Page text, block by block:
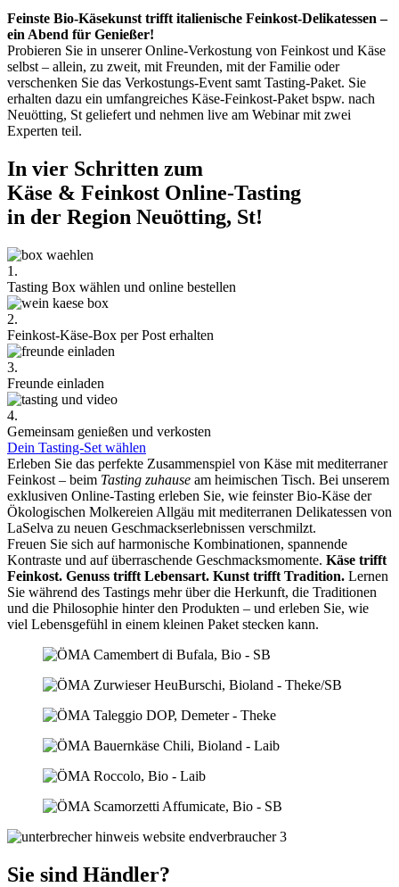
Feinste Bio-Käsekunst trifft italienische Feinkost-Delikatessen –
ein Abend für Genießer!
Probieren Sie in unserer Online-Verkostung von Feinkost und Käse
selbst – allein, zu zweit, mit Freunden, mit der Familie oder
verschenken Sie das Verkostungs-Event samt Tasting-Paket. Sie
erhalten dazu ein umfangreiches Käse-Feinkost-Paket bspw. nach
Neuötting, St geliefert und nehmen live am Webinar mit zwei
Experten teil.
In vier Schritten zum
Käse & Feinkost Online-Tasting
in der Region Neuötting, St!
1.
Tasting Box wählen und online bestellen
2.
Feinkost-Käse-Box per Post erhalten
3.
Freunde einladen
4.
Gemeinsam genießen und verkosten
Dein Tasting-Set wählen
Erleben Sie das perfekte Zusammenspiel von Käse mit mediterraner
Feinkost – beim Tasting zuhause am heimischen Tisch. Bei unserem
exklusiven Online-Tasting erleben Sie, wie feinster Bio-Käse der
Ökologischen Molkereien Allgäu mit mediterranen Delikatessen von
LaSelva zu neuen Geschmackserlebnissen verschmilzt.
Freuen Sie sich auf harmonische Kombinationen, spannende
Kontraste und auf überraschende Geschmacksmomente. Käse trifft
Feinkost. Genuss trifft Lebensart. Kunst trifft Tradition. Lernen
Sie während des Tastings mehr über die Herkunft, die Traditionen
und die Philosophie hinter den Produkten – und erleben Sie, wie
viel Lebensgefühl in einem kleinen Paket stecken kann.
Sie sind Händler?